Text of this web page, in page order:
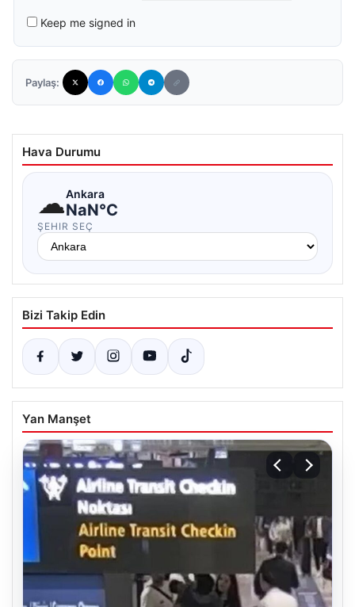
Keep me signed in
Paylaş:
Hava Durumu
☁Ankara
NaN°C
ŞEHIR SEÇ
Bizi Takip Edin
Yan Manşet